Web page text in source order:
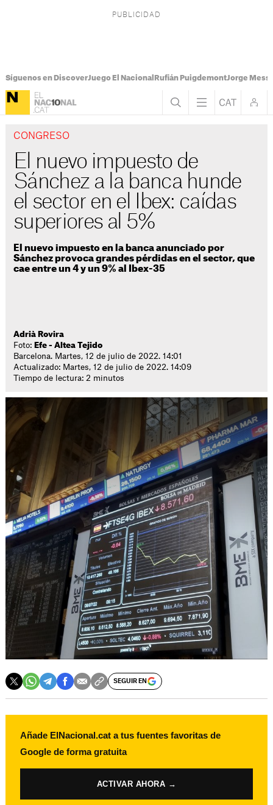
Síguenos en DiscoverJuego El Nacional Rufián PuigdemontJorge Messi
CONGRESO
El nuevo impuesto de
Sánchez a la banca hunde
el sector en el Ibex: caídas
superiores al 5%
El nuevo impuesto en la banca anunciado por
Sánchez provoca grandes pérdidas en el sector, que
cae entre un 4 y un 9% al Ibex-35
Adrià Rovira
Foto: Efe - Altea Tejido
Barcelona. Martes, 12 de julio de 2022. 14:01
Actualizado: Martes, 12 de julio de 2022. 14:09
Tiempo de lectura: 2 minutos
SEGUIR EN
Añade ElNacional.cat a tus fuentes favoritas de
Google de forma gratuita
ACTIVAR AHORA →